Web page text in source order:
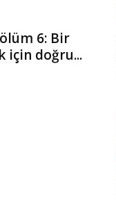
6: Bir
için doğru...